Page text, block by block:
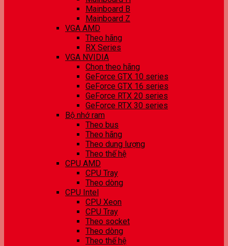
Mainboard B
Mainboard Z
VGA AMD
Theo hãng
RX Series
VGA NVIDIA
Chọn theo hãng
GeForce GTX 10 series
GeForce GTX 16 series
GeForce RTX 20 series
GeForce RTX 30 series
Bộ nhớ ram
Theo bus
Theo hãng
Theo dung lượng
Theo thế hệ
CPU AMD
CPU Tray
Theo dòng
CPU Intel
CPU Xeon
CPU Tray
Theo socket
Theo dòng
Theo thế hệ